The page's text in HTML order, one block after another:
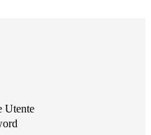
Utente